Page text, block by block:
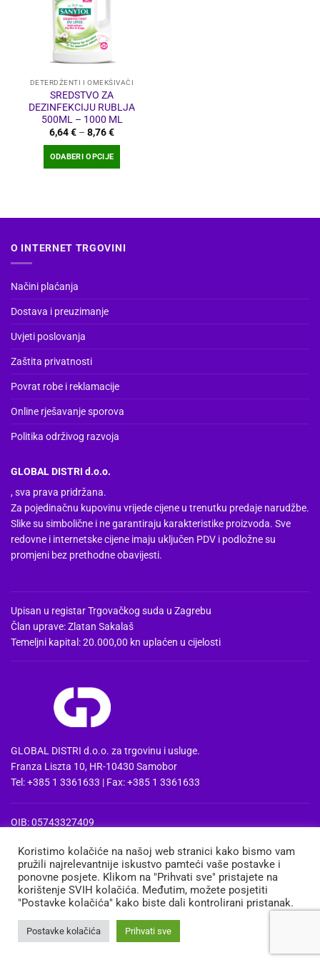
DETERDŽENTI I OMEKŠIVAČI
SREDSTVO ZA
DEZINFEKCIJU RUBLJA
500ML – 1000 ML
6,64€ – 8,76€Raspon
do
ODABERI OPCIJE
više
Opcije
na
proizvoda
O INTERNET TRGOVINI
Načini plaćanja
Dostava i preuzimanje
Uvjeti poslovanja
Zaštita privatnosti
Povrat robe i reklamacije
Online rješavanje sporova
Politika održivog razvoja
GLOBAL DISTRI d.o.o.
, sva prava pridržana.
Za pojedinačnu kupovinu vrijede cijene u trenutku predaje narudžbe.
Slike su simbolične i ne garantiraju karakteristike proizvoda. Sve
redovne i internetske cijene imaju uključen PDV i podložne su
promjeni bez prethodne obavijesti.
Upisan u registar Trgovačkog suda u Zagrebu
Član uprave: Zlatan Sakalaš
Temeljni kapital: 20.000,00 kn uplaćen u cijelosti
GLOBAL DISTRI d.o.o. za trgovinu i usluge.
Franza Liszta 10, HR-10430 Samobor
Tel: +385 1 3361633 | Fax: +385 1 3361633
OIB: 05743327409
PDV Id: HR05743327409
IBAN: HR3724020061100668741
Erste&Steiermaerkische bank d.d. Zagreb
Copyright 2013-2026 ©Global Distri d.o.o.
Koristimo kolačiće na našoj web stranici kako bismo vam
pružili najrelevantnije iskustvo pamteći vaše postavke i
ponovne posjete. Klikom na "Prihvati sve" pristajete na
korištenje SVIH kolačića. Međutim, možete posjetiti
"Postavke kolačića" kako biste dali kontrolirani pristanak.
Postavke kolačića Prihvati sve